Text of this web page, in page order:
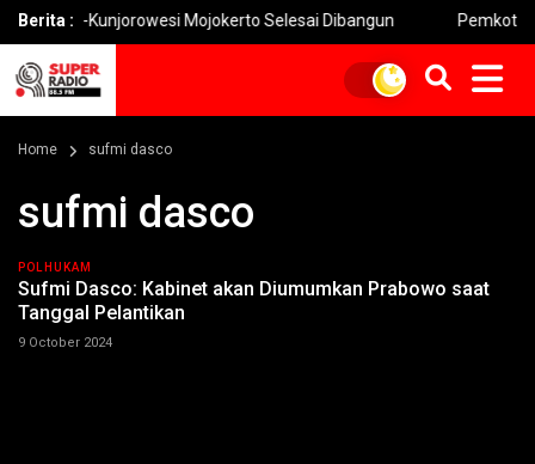
Berita :
Kunjorowesi Mojokerto Selesai Dibangun Pemkot
Home sufmi dasco
sufmi dasco
POLHUKAM
Sufmi Dasco: Kabinet akan Diumumkan Prabowo saat
Tanggal Pelantikan
9 October 2024